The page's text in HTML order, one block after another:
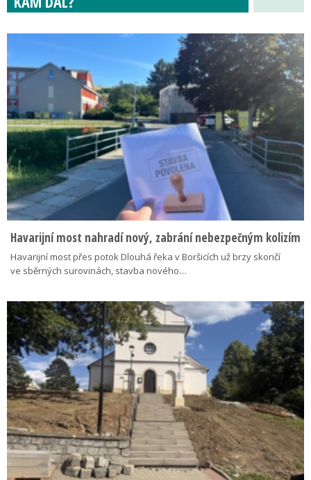
Havarijní most nahradí nový, zabrání nebezpečným kolizím
Havarijní most přes potok Dlouhá řeka v Boršicích už brzy skončí
ve sběrných surovinách, stavba nového…